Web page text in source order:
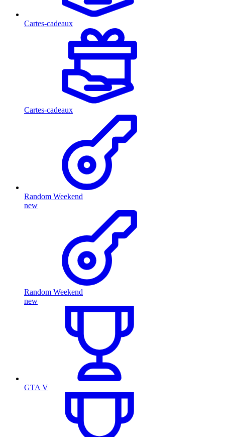
Cartes-cadeaux
Cartes-cadeaux
Random Weekend
new
Random Weekend
new
GTA V